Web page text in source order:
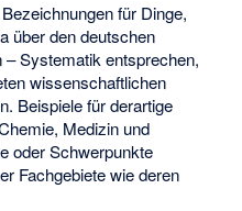
für Dinge,
über den deutschen
Systematik entsprechen,
wissenschaftlichen
Beispiele für derartige
Medizin und
oder Schwerpunkte
Fachgebiete wie deren